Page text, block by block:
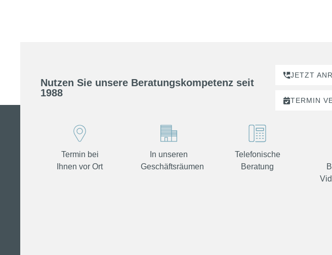
Nutzen Sie unsere Beratungskompetenz seit
1988
JETZT
TERMIN
Termin bei
Ihnen vor Ort
In unseren
Geschäftsräumen
Telefonische
Beratung